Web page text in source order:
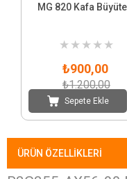
MG 820 Kafa
★ ★ ★ ★ ★
₺900,00
₺1.200,00
Sepete Ekle
ÜRÜN ÖZELLIKLERI